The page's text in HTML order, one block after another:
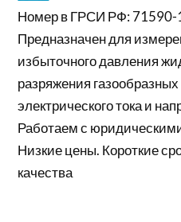
Номер в ГРСИ РФ: 71590-
Предназначен для
избыточного давления
разряжения газообразных
электрического тока и
Работаем с
Низкие цены. Короткие
качества